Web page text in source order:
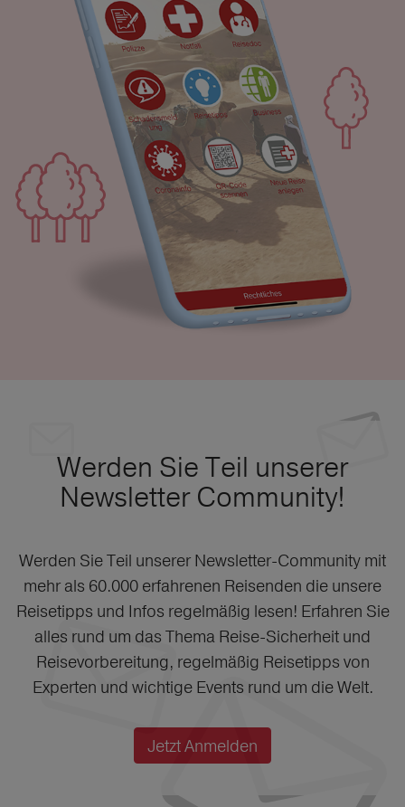
Werden Sie Teil unserer
Newsletter Community!
Werden Sie Teil unserer Newsletter-Community mit
mehr als 60.000 erfahrenen Reisenden die unsere
Reisetipps und Infos regelmäßig lesen! Erfahren Sie
alles rund um das Thema Reise-Sicherheit und
Reisevorbereitung, regelmäßig Reisetipps von
Experten und wichtige Events rund um die Welt.
Jetzt Anmelden